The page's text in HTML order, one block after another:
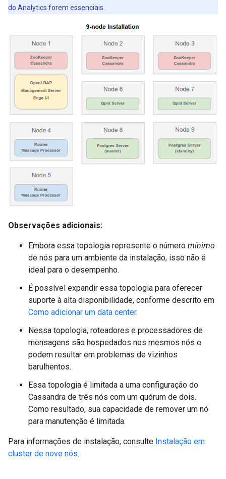
do Analytics forem essenciais.
Observações adicionais:
Embora essa topologia represente o número mínimo
de nós para um ambiente da instalação, isso não é
ideal para o desempenho.
É possível expandir essa topologia para oferecer
suporte à alta disponibilidade, conforme descrito em
Como adicionar um data center.
Nessa topologia, roteadores e processadores de
mensagens são hospedados nos mesmos nós e
podem resultar em problemas de vizinhos
barulhentos.
Essa topologia é limitada a uma configuração do
Cassandra de três nós com um quórum de dois.
Como resultado, sua capacidade de remover um nó
para manutenção é limitada.
Para informações de instalação, consulte Instalação em
cluster de nove nós.